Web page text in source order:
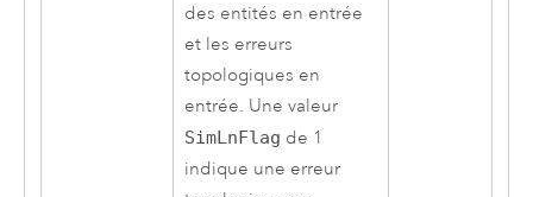
des entités en entrée
et les erreurs
topologiques en
entrée. Une valeur
SimLnFlag de 1
indique une erreur